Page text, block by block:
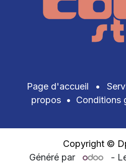
Page d'accueil •
propos • Conditions
Copyright ©
Généré par
-